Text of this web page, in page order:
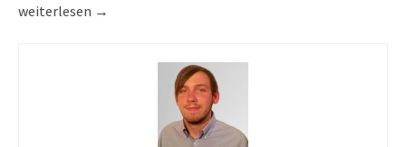
Windows 7 Update Agent update 7.6.7601.19161 für MDT/
weiterlesen →